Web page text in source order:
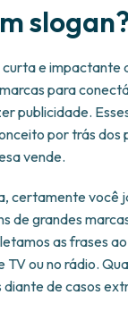
curta e impactante
para
publicidade.
por trás dos
vende.
certamente você
de grandes
as frases
TV ou no rádio.
de casos